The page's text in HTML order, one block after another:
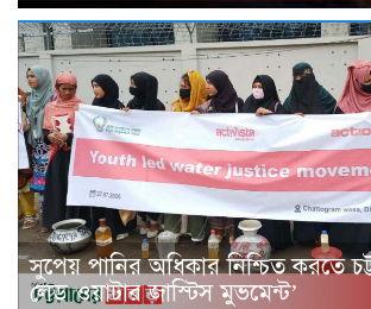
সুপেয় পানির অধিকার নিশ্চিত করতে
লেড ওয়াটার জাস্টিস মুভমেন্ট’